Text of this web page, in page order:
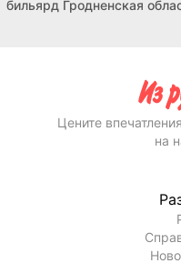
бильярд Гродненская
Цените
на